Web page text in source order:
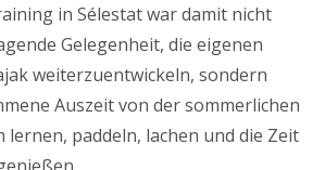
in Sélestat war damit nicht
Gelegenheit, die eigenen
weiterzuentwickeln, sondern
Auszeit von der sommerlichen
lernen, paddeln, lachen und die Zeit